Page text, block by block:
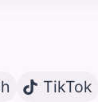
TikTok